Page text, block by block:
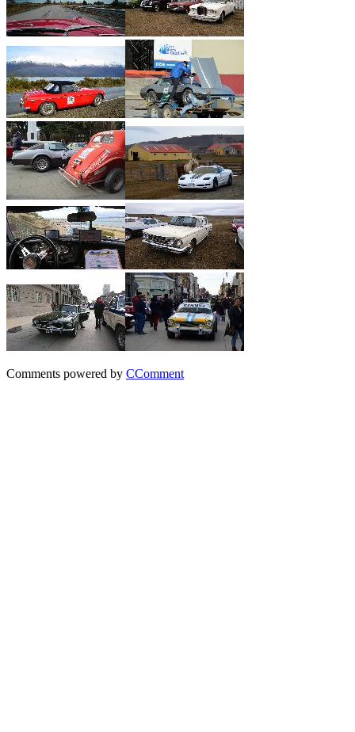
Comments powered by CComment